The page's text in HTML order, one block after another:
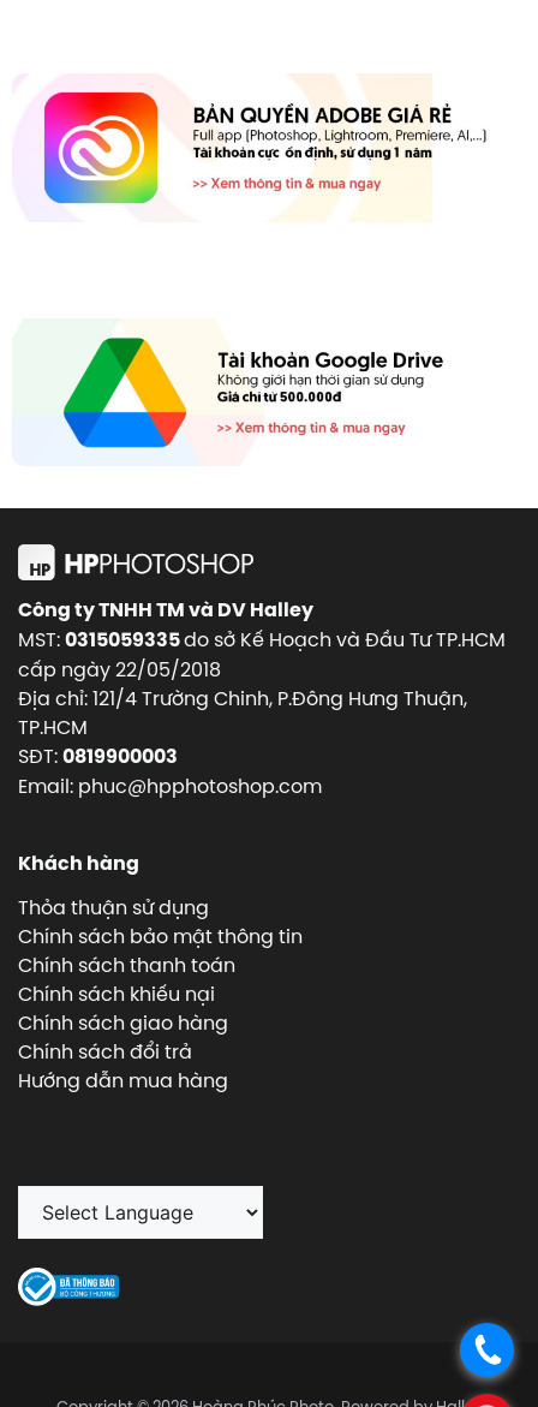
.
Công ty TNHH TM và DV Halley
MST:0315059335do sở Kế Hoạch và Đầu Tư TP.HCM
cấp ngày 22/05/2018
Địa chỉ: 121/4 Trường Chinh, P.Đông Hưng Thuận,
TP.HCM
SĐT:0819900003
Email: phuc@hpphotoshop.com
Khách hàng
Thỏa thuận sử dụng
Chính sách bảo mật thông tin
Chính sách thanh toán
Chính sách khiếu nại
Chính sách giao hàng
Chính sách đổi trả
Hướng dẫn mua hàng